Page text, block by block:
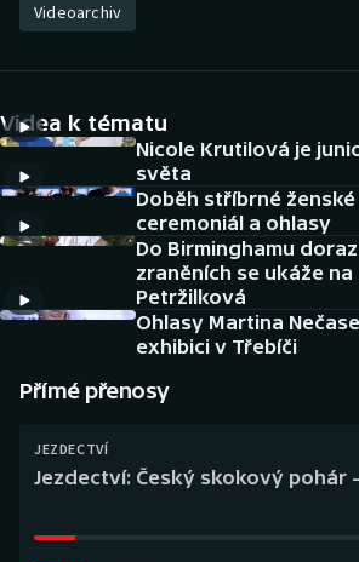
Atletika
DALŠÍ SPORTY
Americký fotbal
Baseball a softbal
Basketbal
Biatlon
Boby a skeleton
NEPŘEHLÉDNĚTE
Historické návraty
Aplikace ČT sport
AZ kvíz
Videoarchiv
Videa k tématu
Nicole Krutilová je
světa
Doběh stříbrné
ceremoniál a ohlasy
Do Birminghamu
zraněních se ukáže na
Petržilková
Ohlasy Martina
exhibici v Třebíči
Přímé přenosy
JEZDECTVÍ
Jezdectví: Český skokový pohár